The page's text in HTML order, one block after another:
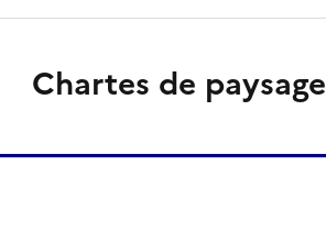
Chartes de paysage